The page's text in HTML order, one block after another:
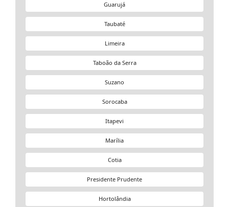
Guarujá
Taubaté
Limeira
Taboão da Serra
Suzano
Sorocaba
Itapevi
Marília
Cotia
Presidente Prudente
Hortolândia